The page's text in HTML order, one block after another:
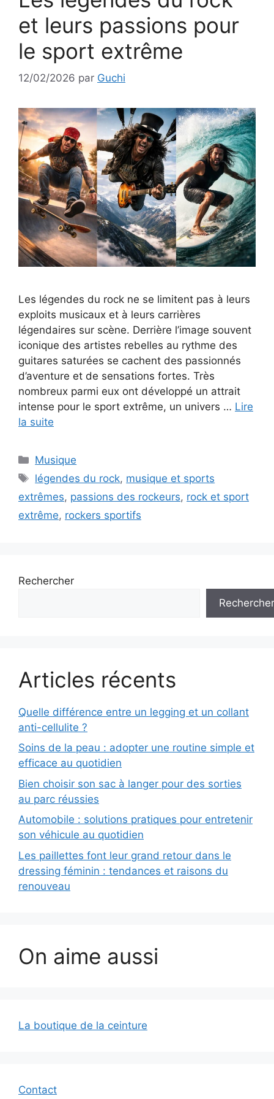
et leurs passions pour
le sport extrême
12/02/2026 par Guchi
Les légendes du rock ne se limitent pas à leurs
exploits musicaux et à leurs carrières
légendaires sur scène. Derrière l’image souvent
iconique des artistes rebelles au rythme des
guitares saturées se cachent des passionnés
d’aventure et de sensations fortes. Très
nombreux parmi eux ont développé un attrait
intense pour le sport extrême, un univers … Lire
la suite
Catégories
Musique
Étiquettes
légendes du rock, musique et sports
extrêmes, passions des rockeurs, rock et sport
extrême, rockers sportifs
Rechercher
Rechercher
Articles récents
Quelle différence entre un legging et un collant
anti-cellulite ?
Soins de la peau : adopter une routine simple et
efficace au quotidien
Bien choisir son sac à langer pour des sorties
au parc réussies
Automobile : solutions pratiques pour entretenir
son véhicule au quotidien
Les paillettes font leur grand retour dans le
dressing féminin : tendances et raisons du
renouveau
On aime aussi
La boutique de la ceinture
Contact